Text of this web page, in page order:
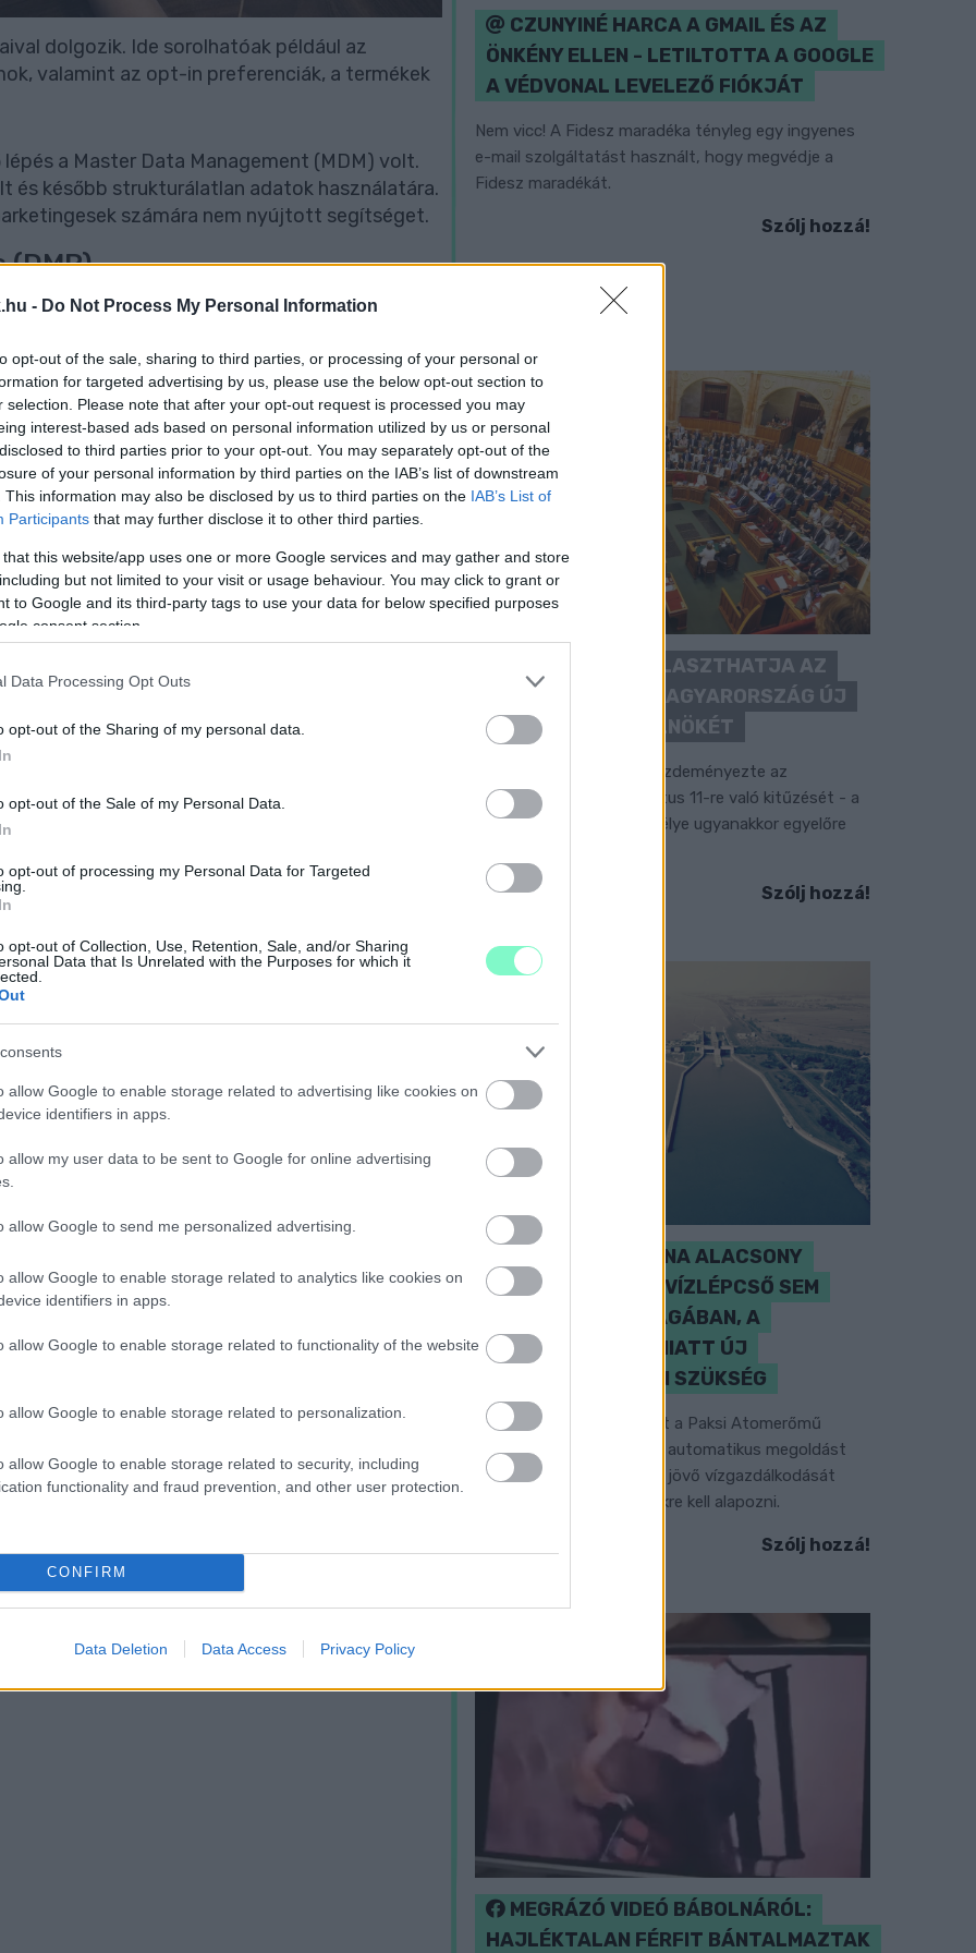
- Do Not Process My Personal Information
opt-out of the sale, sharing to third parties, or processing of your personal or
for targeted advertising by us, please use the below opt-out section to
selection. Please note that after your opt-out request is processed you may
interest-based ads based on personal information utilized by us or personal
to third parties prior to your opt-out. You may separately opt-out of the
of your personal information by third parties on the IAB’s list of downstream
This information may also be disclosed by us to third parties on the IAB’s List of
Participants that may further disclose it to other third parties.
that this website/app uses one or more Google services and may gather and store
but not limited to your visit or usage behaviour. You may click to grant or
to Google and its third-party tags to use your data for below specified purposes
consent section.
Data Processing Opt Outs
opt-out of the Sharing of my personal data.
opt-out of the Sale of my Personal Data.
opt-out of processing my Personal Data for Targeted
opt-out of Collection, Use, Retention, Sale, and/or Sharing
Data that Is Unrelated with the Purposes for which it
allow Google to enable storage related to advertising like cookies on
identifiers in apps.
allow my user data to be sent to Google for online advertising
allow Google to send me personalized advertising.
allow Google to enable storage related to analytics like cookies on
identifiers in apps.
allow Google to enable storage related to functionality of the website
allow Google to enable storage related to personalization.
allow Google to enable storage related to security, including
functionality and fraud prevention, and other user protection.
CONFIRM
Data Deletion Data Access Privacy Policy
dolgozik. Ide sorolhatóak például az
valamint az opt-in preferenciák, a termékek
a Master Data Management (MDM) volt.
később strukturálatlan adatok használatára.
számára nem nyújtott segítséget.
es években kezdett megjelenni.
A DMP-k második és harmadik féltől
valamint ezeket megosztották a
nyerni az ügyfelek preferenciáiba. A
aktiválásra és
és harmadik féltől származó adatokhoz
ugyanaz volt a problémája, mégpedig az,
biztosítottak lehetőséget az adatok
bevezetése megoldotta ezt a problémát.
ügyfeladatbázist hoz létre és tesz elérhetővé
gyűjti össze az adatokat, olyan
az ügyfélszolgálat és a
egységesítve képezi le az ügyfélprofilt.
más rendszerrel, például értékesítési,
a Customer Data Platform (CDP)
lehetővé teszi a hatékony ügyféladat-
olyan eszközöket kap a kezébe,
szemben. Ha érdekel, milyen
számára, jelentkezz díjmentes online
CZUNYINÉ HARCA A GMAIL ÉS AZ
ÖNKÉNY ELLEN - LETILTOTTA A GOOGLE
A VÉDVONAL LEVELEZŐ FIÓKJÁT
Nem vicc! A Fidesz maradéka tényleg egy ingyenes
e-mail szolgáltatást használt, hogy megvédje a
Fidesz maradékát.
Szólj hozzá!
KEDDEN MEGVÁLASZTHATJA AZ
ORSZÁGGYŰLÉS MAGYARORSZÁG ÚJ
KÖZTÁRSASÁGI ELNÖKÉT
A TISZA Párt frakciója kezdeményezte az
államfőválasztás augusztus 11-re való kitűzését - a
kormánypárti jelölt személye ugyanakkor egyelőre
Szólj hozzá!
SZAKÉRTŐ A DUNA ALACSONY
VÍZÁLLÁSÁRÓL: A VÍZLÉPCSŐ SEM
CSODASZER ÖNMAGÁBAN, A
KLÍMAVÁLTOZÁS MIATT ÚJ
SZEMLÉLETRE VAN SZÜKSÉG
A BME vízmérnöke szerint a Paksi Atomerőmű
helyzetére sem jelentene automatikus megoldást
egy új dunai vízlépcső - a jövő vízgazdálkodását
pedig már a klímamodellekre kell alapozni.
Szólj hozzá!
MEGRÁZÓ VIDEÓ BÁBOLNÁRÓL:
HAJLÉKTALAN FÉRFIT BÁNTALMAZTAK